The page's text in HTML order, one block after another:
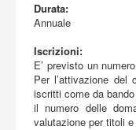
Durata:
Annuale
Iscrizioni:
E’ previsto un
Per l’attivazione del
iscritti come da
il numero delle
valutazione per titoli